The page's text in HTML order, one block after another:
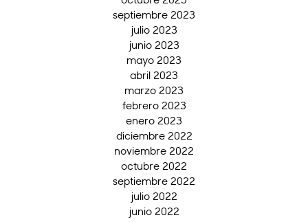
septiembre 2023
julio 2023
junio 2023
mayo 2023
abril 2023
marzo 2023
febrero 2023
enero 2023
diciembre 2022
noviembre 2022
octubre 2022
septiembre 2022
julio 2022
junio 2022